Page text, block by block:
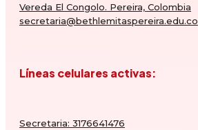
Vereda El Congolo. Pereira, Colombia
secretaria@bethlemitaspereira.edu.co
Líneas celulares activas:
Secretaria: 3176641476